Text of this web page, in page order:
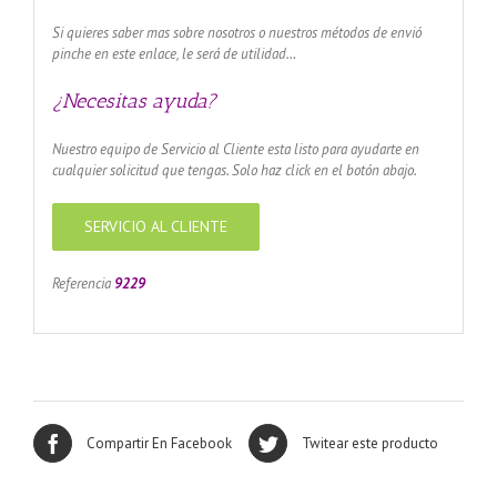
Si quieres saber mas sobre nosotros o nuestros métodos de envió
pinche en este enlace, le será de utilidad…
¿Necesitas ayuda?
Nuestro equipo de Servicio al Cliente esta listo para ayudarte en
cualquier solicitud que tengas. Solo haz click en el botón abajo.
SERVICIO AL CLIENTE
Referencia 9229
Compartir En Facebook Twitear este producto